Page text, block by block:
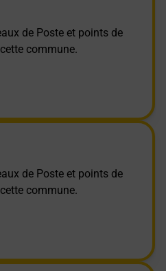
de Poste et points de
commune.
de Poste et points de
commune.